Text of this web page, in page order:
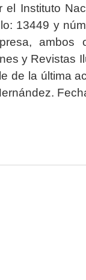
el Instituto
13449 y
ambos
y Revistas
de la última